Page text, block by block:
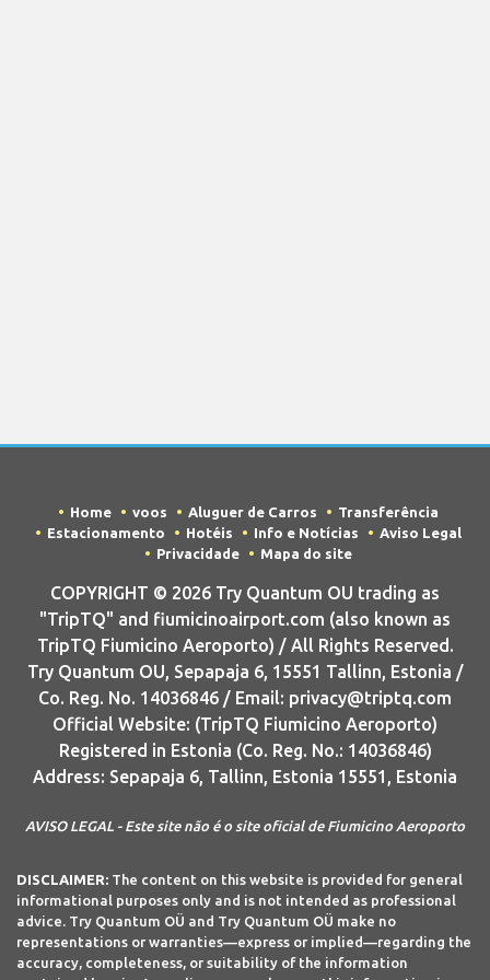
Home voos Aluguer de Carros
Transferência
Estacionamento
Hotéis Info e Notícias
Aviso Legal
Privacidade
Mapa do site
COPYRIGHT © 2026 Try Quantum OU trading as
"TripTQ" and fiumicinoairport.com (also known as
TripTQ Fiumicino Aeroporto) / All Rights Reserved.
Try Quantum OU, Sepapaja 6, 15551 Tallinn, Estonia /
Co. Reg. No. 14036846 / Email: privacy@triptq.com
Official Website: (TripTQ Fiumicino Aeroporto)
Registered in Estonia (Co. Reg. No.: 14036846)
Address: Sepapaja 6, Tallinn, Estonia 15551, Estonia
AVISO LEGAL - Este site não é o site oficial de Fiumicino Aeroporto
DISCLAIMER: The content on this website is provided for general
informational purposes only and is not intended as professional
advice. Try Quantum OÜ and Try Quantum OÜ make no
representations or warranties—express or implied—regarding the
accuracy, completeness, or suitability of the information